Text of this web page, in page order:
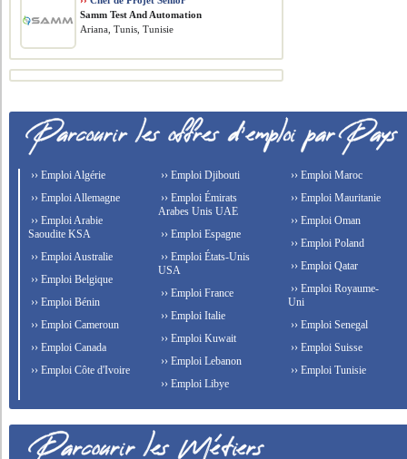
Samm Test And Automation
Ariana, Tunis, Tunisie
›› Emploi Algérie
›› Emploi Allemagne
›› Emploi Arabie
Saoudite KSA
›› Emploi Australie
›› Emploi Belgique
›› Emploi Bénin
›› Emploi Cameroun
›› Emploi Canada
›› Emploi Côte d'Ivoire
›› Emploi Djibouti
›› Emploi Émirats
Arabes Unis UAE
›› Emploi Espagne
›› Emploi États-Unis
USA
›› Emploi France
›› Emploi Italie
›› Emploi Kuwait
›› Emploi Lebanon
›› Emploi Libye
›› Emploi Maroc
›› Emploi Mauritanie
›› Emploi Oman
›› Emploi Poland
›› Emploi Qatar
›› Emploi Royaume-
Uni
›› Emploi Senegal
›› Emploi Suisse
›› Emploi Tunisie